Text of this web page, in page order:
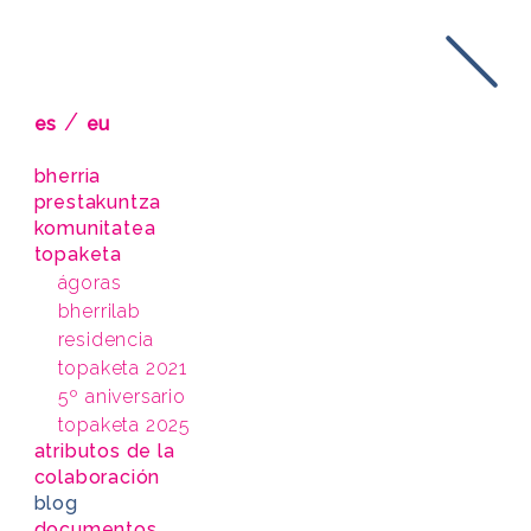
es / eu
bherria
prestakuntza
komunitatea
topaketa
ágoras
bherrilab
residencia
topaketa 2021
5º aniversario
topaketa 2025
atributos de la
colaboración
blog